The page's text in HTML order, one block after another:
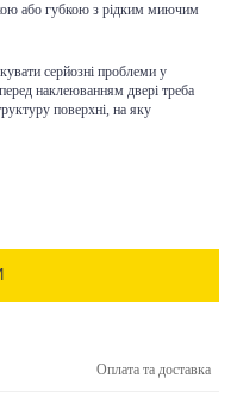
або губкою з рідким миючим
серйозні проблеми у
наклеюванням двері треба
поверхні, на яку
Оплата та доставка